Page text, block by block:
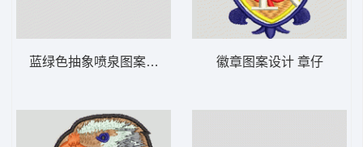
蓝绿色抽象喷泉图案 波浪 徽章图案设计 章仔